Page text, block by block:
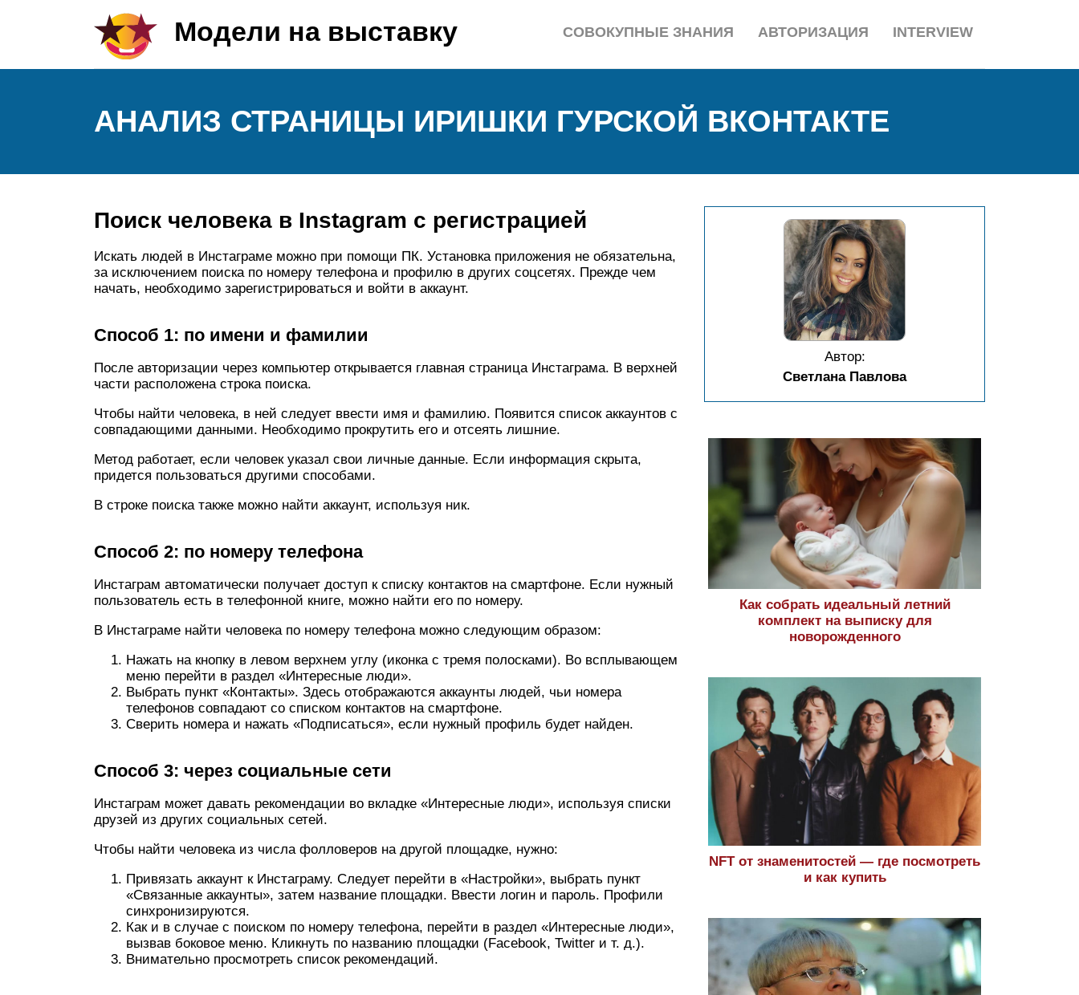
Модели на выставку INTERVIEW
АВТОРИЗАЦИЯ
СОВОКУПНЫЕ ЗНАНИЯ
АНАЛИЗ СТРАНИЦЫ ИРИШКИ ГУРСКОЙ ВКОНТАКТЕ
Поиск человека в Instagram с регистрацией
Искать людей в Инстаграме можно при помощи ПК. Установка приложения не обязательна,
за исключением поиска по номеру телефона и профилю в других соцсетях. Прежде чем
начать, необходимо зарегистрироваться и войти в аккаунт.
Способ 1: по имени и фамилии
После авторизации через компьютер открывается главная страница Инстаграма. В верхней
части расположена строка поиска.
Чтобы найти человека, в ней следует ввести имя и фамилию. Появится список аккаунтов с
совпадающими данными. Необходимо прокрутить его и отсеять лишние.
Метод работает, если человек указал свои личные данные. Если информация скрыта,
придется пользоваться другими способами.
В строке поиска также можно найти аккаунт, используя ник.
Способ 2: по номеру телефона
Инстаграм автоматически получает доступ к списку контактов на смартфоне. Если нужный
пользователь есть в телефонной книге, можно найти его по номеру.
В Инстаграме найти человека по номеру телефона можно следующим образом:
Нажать на кнопку в левом верхнем углу (иконка с тремя полосками). Во всплывающем
меню перейти в раздел «Интересные люди».
Выбрать пункт «Контакты». Здесь отображаются аккаунты людей, чьи номера
телефонов совпадают со списком контактов на смартфоне.
Сверить номера и нажать «Подписаться», если нужный профиль будет найден.
Способ 3: через социальные сети
Инстаграм может давать рекомендации во вкладке «Интересные люди», используя списки
друзей из других социальных сетей.
Чтобы найти человека из числа фолловеров на другой площадке, нужно:
Привязать аккаунт к Инстаграму. Следует перейти в «Настройки», выбрать пункт
«Связанные аккаунты», затем название площадки. Ввести логин и пароль. Профили
синхронизируются.
Как и в случае с поиском по номеру телефона, перейти в раздел «Интересные люди»,
вызвав боковое меню. Кликнуть по названию площадки (Facebook, Twitter и т. д.).
Внимательно просмотреть список рекомендаций.
Автор:
Светлана Павлова
Как собрать идеальный летний
комплект на выписку для
новорожденного
NFT от знаменитостей — где посмотреть
и как купить